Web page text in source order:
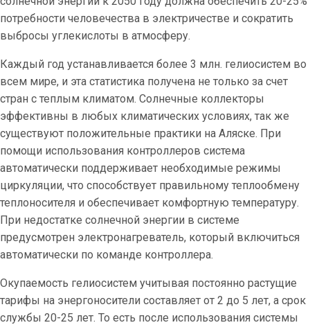
потребности человечества в электричестве и сократить
выбросы углекислоты в атмосферу.
Каждый год устанавливается более 3 млн. гелиосистем во
всем мире, и эта статистика получена не только за счет
стран с теплым климатом. Солнечные коллекторы
эффективны в любых климатических условиях, так же
существуют положительные практики на Аляске. При
помощи использования контроллеров система
автоматически поддерживает необходимые режимы
циркуляции, что способствует правильному теплообмену
теплоносителя и обеспечивает комфортную температуру.
При недостатке солнечной энергии в системе
предусмотрен электронагреватель, который включиться
автоматически по команде контроллера.
Окупаемость гелиосистем учитывая постоянно растущие
тарифы на энергоносители составляет от 2 до 5 лет, а срок
службы 20-25 лет. То есть после использования системы